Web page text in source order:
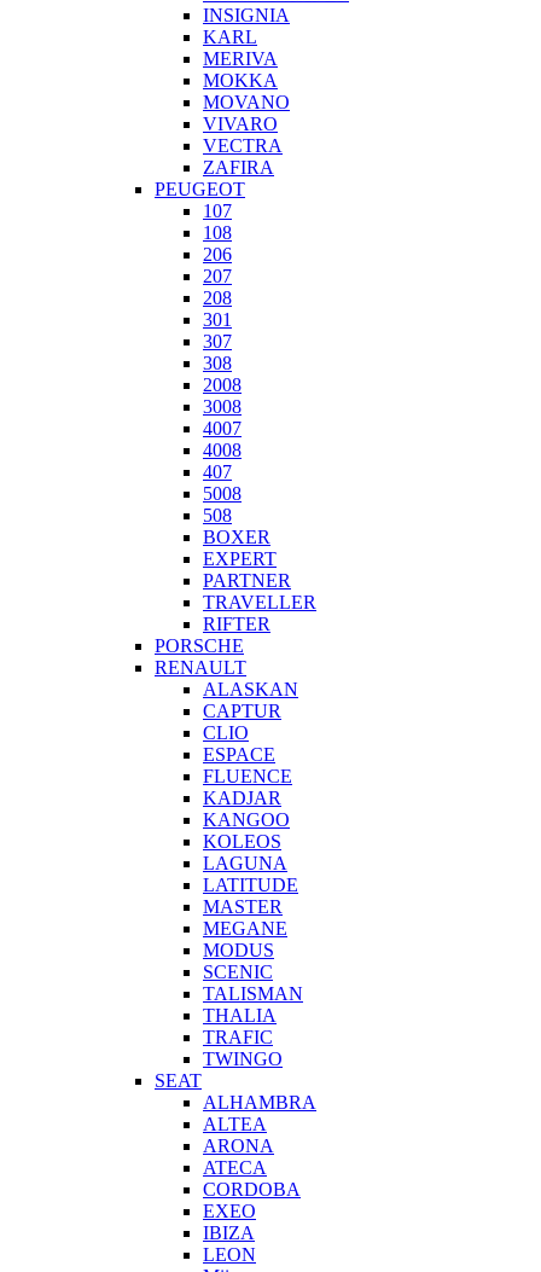
INSIGNIA
KARL
MERIVA
MOKKA
MOVANO
VIVARO
VECTRA
ZAFIRA
PEUGEOT
107
108
206
207
208
301
307
308
2008
3008
4007
4008
407
5008
508
BOXER
EXPERT
PARTNER
TRAVELLER
RIFTER
PORSCHE
RENAULT
ALASKAN
CAPTUR
CLIO
ESPACE
FLUENCE
KADJAR
KANGOO
KOLEOS
LAGUNA
LATITUDE
MASTER
MEGANE
MODUS
SCENIC
TALISMAN
THALIA
TRAFIC
TWINGO
SEAT
ALHAMBRA
ALTEA
ARONA
ATECA
CORDOBA
EXEO
IBIZA
LEON